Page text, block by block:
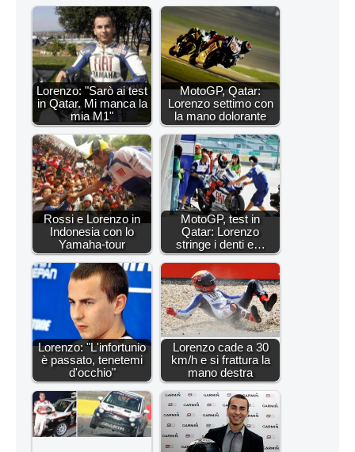
Lorenzo: "Sarò ai test
in Qatar. Mi manca la
mia M1"
MotoGP, Qatar:
Lorenzo settimo con
la mano dolorante
Rossi e Lorenzo in
Indonesia con lo
Yamaha-tour
MotoGP, test in
Qatar: Lorenzo
stringe i denti e…
Lorenzo: "L'infortunio
è passato, tenetemi
d'occhio"
Lorenzo cade a 30
km/h e si frattura la
mano destra